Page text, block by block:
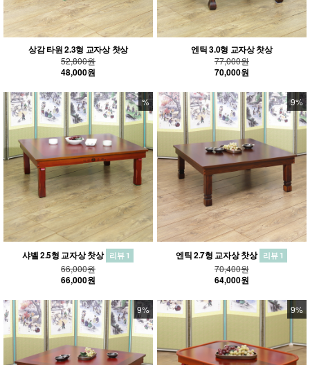
상감 타원 2.3형 교자상 찻상
52,800원
48,000원
엔틱 3.0형 교자상 찻상
77,000원
70,000원
%
샤벨 2.5형 교자상 찻상 리뷰 1
66,000원
66,000원
9%
엔틱 2.7형 교자상 찻상 리뷰 1
70,400원
64,000원
9% 9%